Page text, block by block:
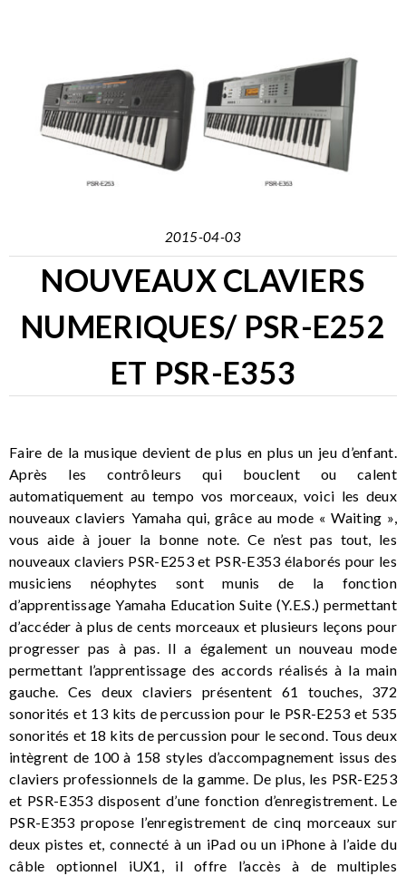
2015-04-03
NOUVEAUX CLAVIERS
NUMERIQUES/ PSR-E252
ET PSR-E353
Faire de la musique devient de plus en plus un jeu d’enfant.
Après les contrôleurs qui bouclent ou calent
automatiquement au tempo vos morceaux, voici les deux
nouveaux claviers Yamaha qui, grâce au mode « Waiting »,
vous aide à jouer la bonne note. Ce n’est pas tout, les
nouveaux claviers PSR-E253 et PSR-E353 élaborés pour les
musiciens néophytes sont munis de la fonction
d’apprentissage Yamaha Education Suite (Y.E.S.) permettant
d’accéder à plus de cents morceaux et plusieurs leçons pour
progresser pas à pas. Il a également un nouveau mode
permettant l’apprentissage des accords réalisés à la main
gauche. Ces deux claviers présentent 61 touches, 372
sonorités et 13 kits de percussion pour le PSR-E253 et 535
sonorités et 18 kits de percussion pour le second. Tous deux
intègrent de 100 à 158 styles d’accompagnement issus des
claviers professionnels de la gamme. De plus, les PSR-E253
et PSR-E353 disposent d’une fonction d’enregistrement. Le
PSR-E353 propose l’enregistrement de cinq morceaux sur
deux pistes et, connecté à un iPad ou un iPhone à l’aide du
câble optionnel iUX1, il offre l’accès à de multiples